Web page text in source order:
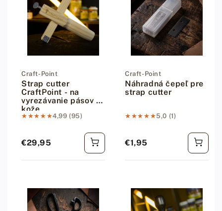
Dodávateľ:
Craft-Point
Strap cutter
CraftPoint - na
vyrezávanie pásov z
kože
★★★★★
★★★★★4,99 (95)
Bežná cena
€29,95
Dodávateľ:
Craft-Point
Náhradná čepeľ pre
strap cutter
★★★★★
★★★★★5,0 (1)
Bežná cena
€1,95